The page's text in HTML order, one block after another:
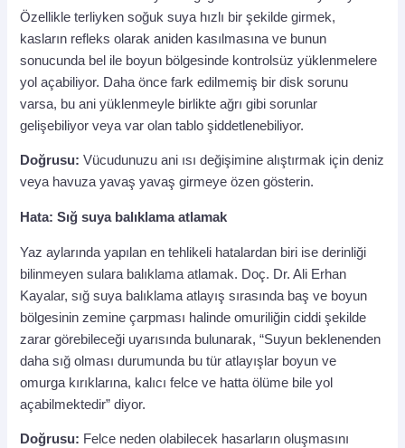
Özellikle terliyken soğuk suya hızlı bir şekilde girmek,
kasların refleks olarak aniden kasılmasına ve bunun
sonucunda bel ile boyun bölgesinde kontrolsüz yüklenmelere
yol açabiliyor. Daha önce fark edilmemiş bir disk sorunu
varsa, bu ani yüklenmeyle birlikte ağrı gibi sorunlar
gelişebiliyor veya var olan tablo şiddetlenebiliyor.
Doğrusu: Vücudunuzu ani ısı değişimine alıştırmak için deniz
veya havuza yavaş yavaş girmeye özen gösterin.
Hata: Sığ suya balıklama atlamak
Yaz aylarında yapılan en tehlikeli hatalardan biri ise derinliği
bilinmeyen sulara balıklama atlamak. Doç. Dr. Ali Erhan
Kayalar, sığ suya balıklama atlayış sırasında baş ve boyun
bölgesinin zemine çarpması halinde omuriliğin ciddi şekilde
zarar görebileceği uyarısında bulunarak, “Suyun beklenenden
daha sığ olması durumunda bu tür atlayışlar boyun ve
omurga kırıklarına, kalıcı felce ve hatta ölüme bile yol
açabilmektedir” diyor.
Doğrusu: Felce neden olabilecek hasarların oluşmasını